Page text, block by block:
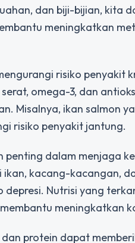
dan biji-bijian, kita
meningkatkan
risiko penyakit
omega-3, dan
Misalnya, ikan salmon
risiko penyakit jantung.
dalam menjaga
kacang-kacangan,
Nutrisi yang
meningkatkan
protein dapat